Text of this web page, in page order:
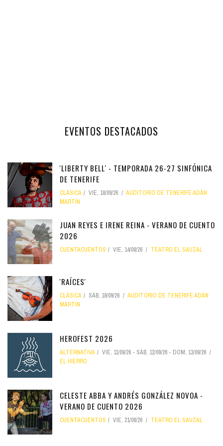
EVENTOS DESTACADOS
'LIBERTY BELL' - TEMPORADA 26-27 SINFÓNICA
DE TENERIFE
CLÁSICA VIE, 18/09/26
AUDITORIO DE TENERIFE ADÁN
MARTÍN
JUAN REYES E IRENE REINA - VERANO DE CUENTO
2026
CUENTACUENTOS VIE, 14/08/26 TEATRO EL SAUZAL
'RAÍCES'
CLÁSICA SÁB, 19/09/26
AUDITORIO DE TENERIFE ADÁN
MARTÍN
HEROFEST 2026
ALTERNATIVA VIE, 11/09/26 - SÁB, 12/09/26 - DOM, 13/09/26
EL HIERRO
CELESTE ABBA Y ANDRÉS GONZÁLEZ NOVOA -
VERANO DE CUENTO 2026
CUENTACUENTOS VIE, 21/08/26 TEATRO EL SAUZAL